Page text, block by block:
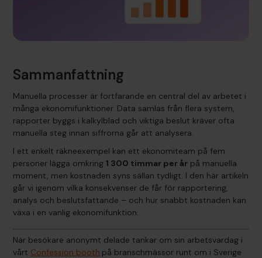
Sammanfattning
Manuella processer är fortfarande en central del av arbetet i
många ekonomifunktioner. Data samlas från flera system,
rapporter byggs i kalkylblad och viktiga beslut kräver ofta
manuella steg innan siffrorna går att analysera.
I ett enkelt räkneexempel kan ett ekonomiteam på fem
personer lägga omkring1 300 timmar per år på manuella
moment, men kostnaden syns sällan tydligt. I den här artikeln
går vi igenom vilka konsekvenser de får för rapportering,
analys och beslutsfattande – och hur snabbt kostnaden kan
växa i en vanlig ekonomifunktion.
När besökare anonymt delade tankar om sin arbetsvardag i
vårt Confession booth på branschmässor runt om i Sverige